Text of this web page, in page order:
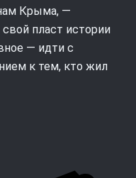
Крыма, —
пласт истории
— идти с
к тем, кто жил